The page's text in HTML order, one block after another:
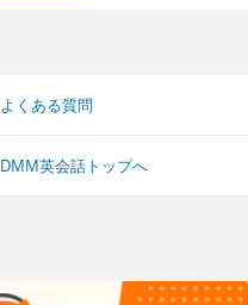
よくある質問
DMM英会話トップへ